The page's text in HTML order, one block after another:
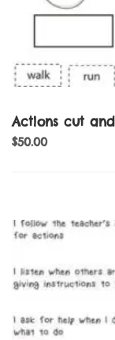
Actions cut
$50.00